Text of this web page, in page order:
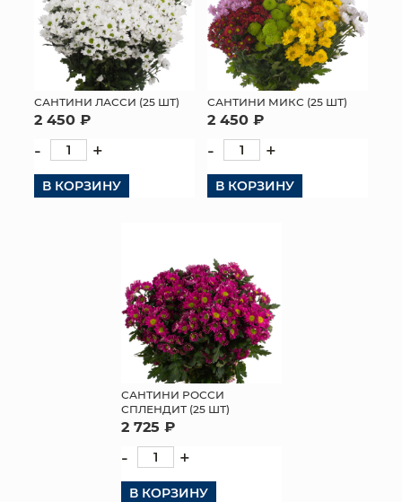
ПОДАРОЧНЫЕ КАРТЫ
ТОРГОВЫЙ ЦЕНТР
ОПТОВЫМ КЛИЕНТАМ
ДОСТАВКА И ОПЛАТА
КОНТАКТЫ
САНТИНИ ЛАССИ (25 ШТ)
2 450 ₽
- +
В КОРЗИНУ
САНТИНИ МИКС (25 ШТ)
2 450 ₽
- +
В КОРЗИНУ
САНТИНИ РОССИ
СПЛЕНДИТ (25 ШТ)
2 725 ₽
- +
В КОРЗИНУ